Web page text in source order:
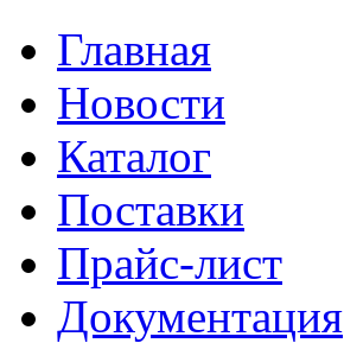
Главная
Новости
Каталог
Поставки
Прайс-лист
Документация